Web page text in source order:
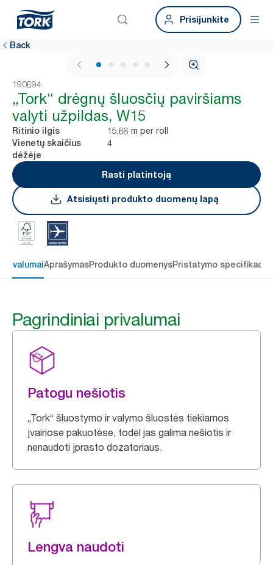
Prisijunkite
Back
1 / 5
190694
„Tork“ drėgnų šluosčių paviršiams
valyti užpildas, W15
Ritinio ilgis 15.66 m per roll
Vienetų skaičius
dėžėje
4
Rasti platintoją
Atsisiųsti produkto duomenų lapą
AprašymasProdukto duomenysPristatymo
Pagrindiniai privalumai
Patogu nešiotis
„Tork“ šluostymo ir valymo šluostės tiekiamos
įvairiose pakuotėse, todėl jas galima nešiotis ir
nenaudoti įprasto dozatoriaus.
Lengva naudoti